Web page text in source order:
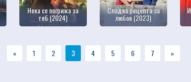
Нека се погрижа за
теб (2024)
Сладка рецепта за
любов (2023)
« 1 2 3 4 5 6 7 »